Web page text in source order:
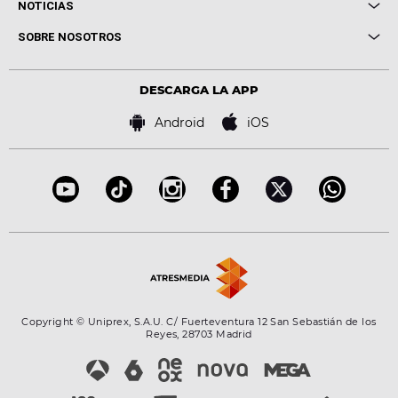
Conciertos
Locutores Europa FM
NOTICIAS
Cine y Televisión
Virales
SOBRE NOSOTROS
Bases de concursos
DESCARGA LA APP
Android iOS
Copyright © Uniprex, S.A.U. C/ Fuerteventura 12 San Sebastián de los
Reyes, 28703 Madrid